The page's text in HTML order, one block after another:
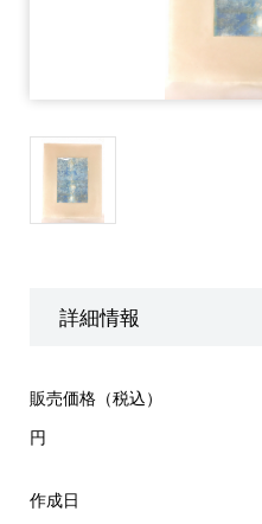
詳細情報
販売価格（税込）
円
作成日